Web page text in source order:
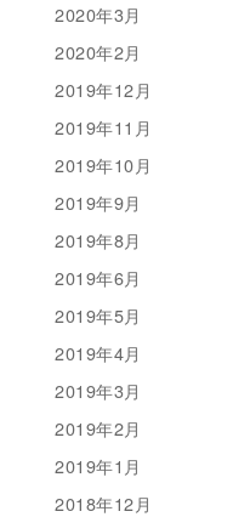
2020年3月
2020年2月
2019年12月
2019年11月
2019年10月
2019年9月
2019年8月
2019年6月
2019年5月
2019年4月
2019年3月
2019年2月
2019年1月
2018年12月